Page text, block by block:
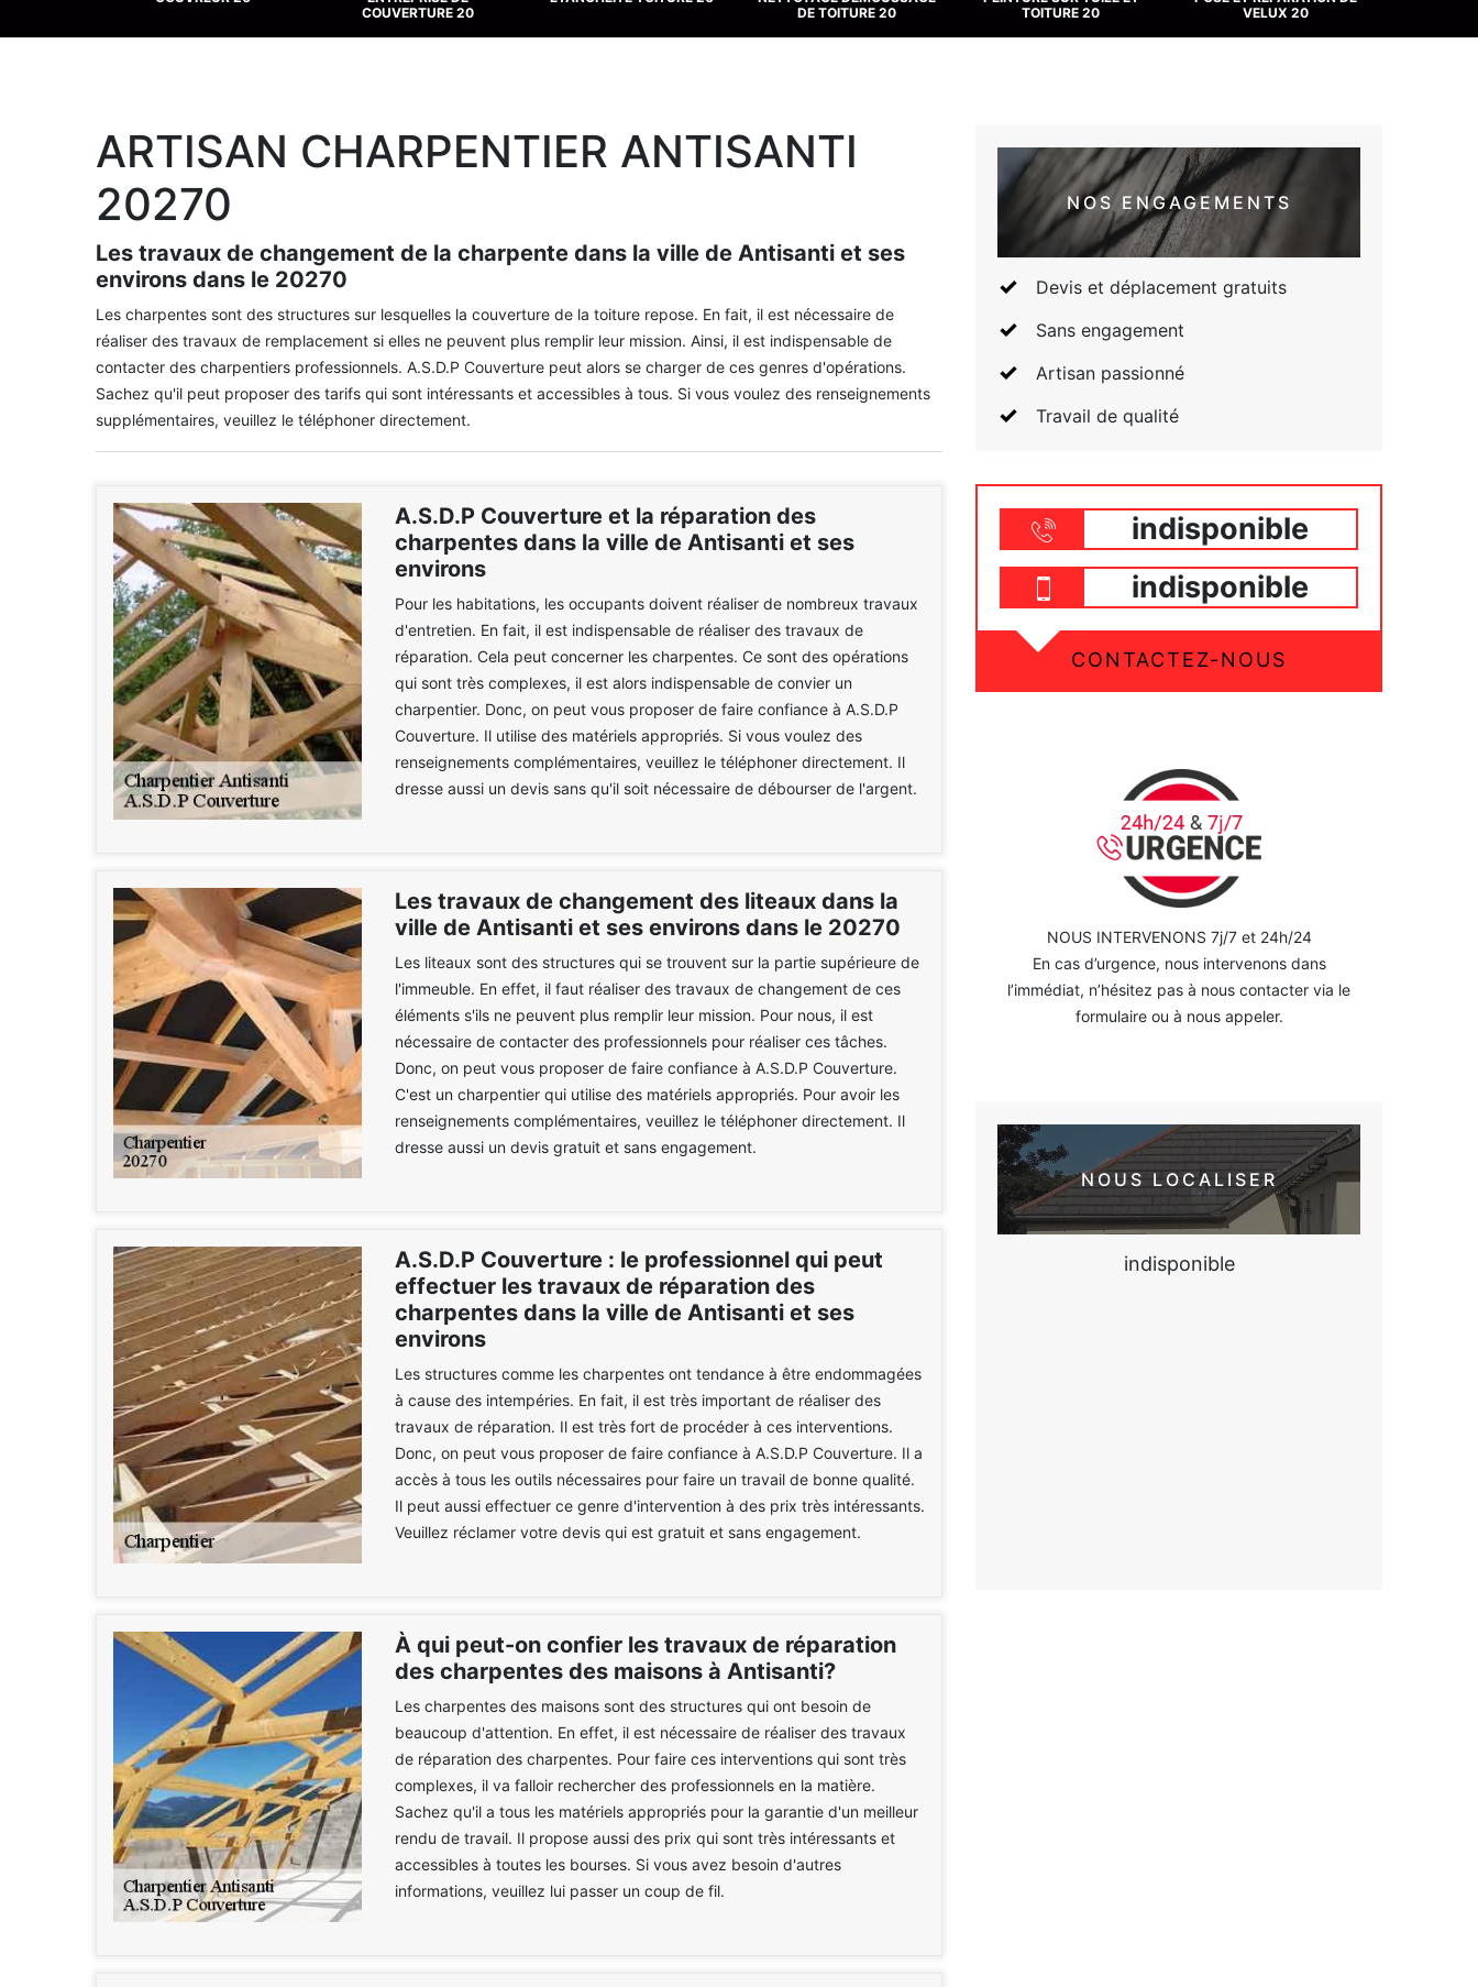
COUVERTURE 20
DE TOITURE 20
TOITURE 20
VELUX 20
ARTISAN CHARPENTIER ANTISANTI
20270
Les travaux de changement de la charpente dans la ville de Antisanti et ses
environs dans le 20270
Les charpentes sont des structures sur lesquelles la couverture de la toiture repose. En fait, il est nécessaire de
réaliser des travaux de remplacement si elles ne peuvent plus remplir leur mission. Ainsi, il est indispensable de
contacter des charpentiers professionnels. A.S.D.P Couverture peut alors se charger de ces genres d'opérations.
Sachez qu'il peut proposer des tarifs qui sont intéressants et accessibles à tous. Si vous voulez des renseignements
supplémentaires, veuillez le téléphoner directement.
A.S.D.P Couverture et la réparation des
charpentes dans la ville de Antisanti et ses
environs
Pour les habitations, les occupants doivent réaliser de nombreux travaux
d'entretien. En fait, il est indispensable de réaliser des travaux de
réparation. Cela peut concerner les charpentes. Ce sont des opérations
qui sont très complexes, il est alors indispensable de convier un
charpentier. Donc, on peut vous proposer de faire confiance à A.S.D.P
Couverture. Il utilise des matériels appropriés. Si vous voulez des
renseignements complémentaires, veuillez le téléphoner directement. Il
dresse aussi un devis sans qu'il soit nécessaire de débourser de l'argent.
Les travaux de changement des liteaux dans la
ville de Antisanti et ses environs dans le 20270
Les liteaux sont des structures qui se trouvent sur la partie supérieure de
l'immeuble. En effet, il faut réaliser des travaux de changement de ces
éléments s'ils ne peuvent plus remplir leur mission. Pour nous, il est
nécessaire de contacter des professionnels pour réaliser ces tâches.
Donc, on peut vous proposer de faire confiance à A.S.D.P Couverture.
C'est un charpentier qui utilise des matériels appropriés. Pour avoir les
renseignements complémentaires, veuillez le téléphoner directement. Il
dresse aussi un devis gratuit et sans engagement.
A.S.D.P Couverture : le professionnel qui peut
effectuer les travaux de réparation des
charpentes dans la ville de Antisanti et ses
environs
Les structures comme les charpentes ont tendance à être endommagées
à cause des intempéries. En fait, il est très important de réaliser des
travaux de réparation. Il est très fort de procéder à ces interventions.
Donc, on peut vous proposer de faire confiance à A.S.D.P Couverture. Il a
accès à tous les outils nécessaires pour faire un travail de bonne qualité.
Il peut aussi effectuer ce genre d'intervention à des prix très intéressants.
Veuillez réclamer votre devis qui est gratuit et sans engagement.
À qui peut-on confier les travaux de réparation
des charpentes des maisons à Antisanti?
Les charpentes des maisons sont des structures qui ont besoin de
beaucoup d'attention. En effet, il est nécessaire de réaliser des travaux
de réparation des charpentes. Pour faire ces interventions qui sont très
complexes, il va falloir rechercher des professionnels en la matière.
Sachez qu'il a tous les matériels appropriés pour la garantie d'un meilleur
rendu de travail. Il propose aussi des prix qui sont très intéressants et
accessibles à toutes les bourses. Si vous avez besoin d'autres
informations, veuillez lui passer un coup de fil.
NOS ENGAGEMENTS
Devis et déplacement gratuits
Sans engagement
Artisan passionné
Travail de qualité
indisponible
indisponible
CONTACTEZ-NOUS
NOUS INTERVENONS 7j/7 et 24h/24
En cas d’urgence, nous intervenons dans
l’immédiat, n’hésitez pas à nous contacter via le
formulaire ou à nous appeler.
NOUS LOCALISER
indisponible